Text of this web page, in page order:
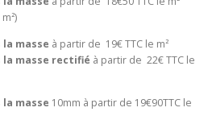
masse à partir de 19€ TTC le m²
la masse rectifié à partir de 22€ TTC le
masse 10mm à partir de 19€90TTC le